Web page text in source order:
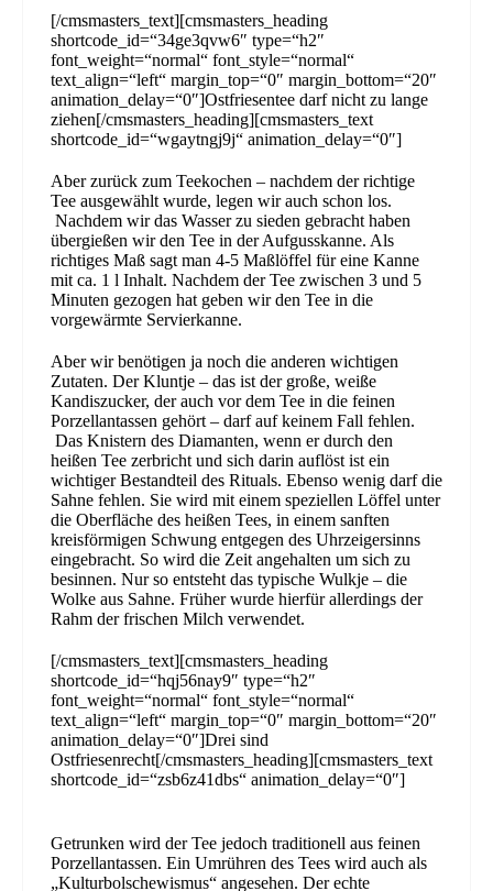
[/cmsmasters_text][cmsmasters_heading
shortcode_id=“34ge3qvw6″ type=“h2″
font_weight=“normal“ font_style=“normal“
text_align=“left“ margin_top=“0″ margin_bottom=“20″
animation_delay=“0″]Ostfriesentee darf nicht zu lange
ziehen[/cmsmasters_heading][cmsmasters_text
shortcode_id=“wgaytngj9j“ animation_delay=“0″]
Aber zurück zum Teekochen – nachdem der richtige
Tee ausgewählt wurde, legen wir auch schon los.
Nachdem wir das Wasser zu sieden gebracht haben
übergießen wir den Tee in der Aufgusskanne. Als
richtiges Maß sagt man 4-5 Maßlöffel für eine Kanne
mit ca. 1 l Inhalt. Nachdem der Tee zwischen 3 und 5
Minuten gezogen hat geben wir den Tee in die
vorgewärmte Servierkanne.
Aber wir benötigen ja noch die anderen wichtigen
Zutaten. Der Kluntje – das ist der große, weiße
Kandiszucker, der auch vor dem Tee in die feinen
Porzellantassen gehört – darf auf keinem Fall fehlen.
Das Knistern des Diamanten, wenn er durch den
heißen Tee zerbricht und sich darin auflöst ist ein
wichtiger Bestandteil des Rituals. Ebenso wenig darf die
Sahne fehlen. Sie wird mit einem speziellen Löffel unter
die Oberfläche des heißen Tees, in einem sanften
kreisförmigen Schwung entgegen des Uhrzeigersinns
eingebracht. So wird die Zeit angehalten um sich zu
besinnen. Nur so entsteht das typische Wulkje – die
Wolke aus Sahne. Früher wurde hierfür allerdings der
Rahm der frischen Milch verwendet.
[/cmsmasters_text][cmsmasters_heading
shortcode_id=“hqj56nay9″ type=“h2″
font_weight=“normal“ font_style=“normal“
text_align=“left“ margin_top=“0″ margin_bottom=“20″
animation_delay=“0″]Drei sind
Ostfriesenrecht[/cmsmasters_heading][cmsmasters_text
shortcode_id=“zsb6z41dbs“ animation_delay=“0″]
Getrunken wird der Tee jedoch traditionell aus feinen
Porzellantassen. Ein Umrühren des Tees wird auch als
„Kulturbolschewismus“ angesehen. Der echte